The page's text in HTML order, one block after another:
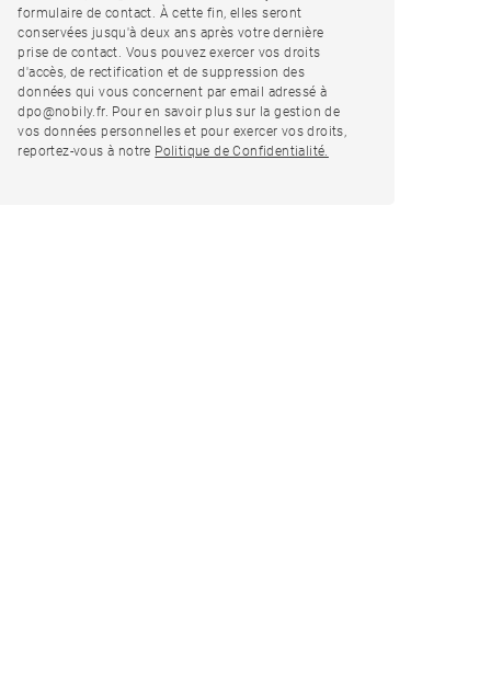
formulaire de contact. À cette fin, elles seront
conservées jusqu'à deux ans après votre dernière
prise de contact. Vous pouvez exercer vos droits
d'accès, de rectification et de suppression des
données qui vous concernent par email adressé à
dpo@nobily.fr. Pour en savoir plus sur la gestion de
vos données personnelles et pour exercer vos droits,
reportez-vous à notre Politique de Confidentialité.